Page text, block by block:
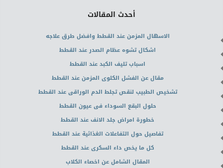
أحدث المقالات
الاسهال المزمن عند القطط وافضل طرق علاجه
اشكال تشوه عظام الصدر عند القطط
اسباب تليف الكبد عند القطط
مقال عن الفشل الكلوى المزمن عند القطط
تشخيص الطبيب لنقص تجلط الدم الوراقى عند القطط
حلول البقع السوداء فى عيون القطط
خطورة امراض جلد الانف عند القطط
تفاصيل حول التفاعلات الغذائية عند القطط
كل ما يخص داء السكرى عند القطط
المقال الشامل عن اخصاء الكلاب